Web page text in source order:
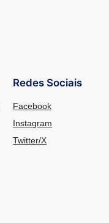
Redes Sociais
Facebook
Instagram
Twitter/X